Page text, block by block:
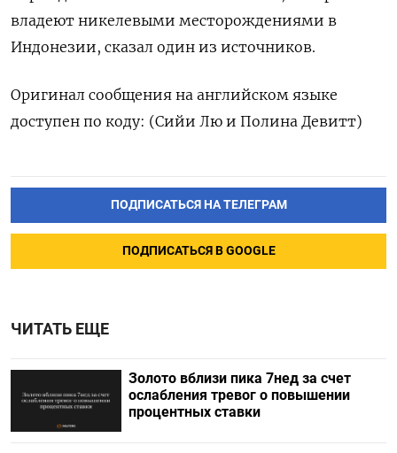
владеют никелевыми месторождениями в
Индонезии, сказал один из источников.
Оригинал сообщения на английском языке
доступен по коду: (Сийи Лю и Полина Девитт)
ПОДПИСАТЬСЯ НА ТЕЛЕГРАМ
ПОДПИСАТЬСЯ В GOOGLE
ЧИТАТЬ ЕЩЕ
Золото вблизи пика 7нед за счет
ослабления тревог о повышении
процентных ставки